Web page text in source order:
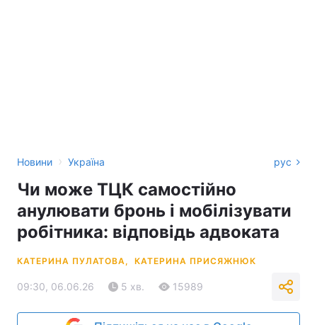
Новини › Україна рус
Чи може ТЦК самостійно
анулювати бронь і мобілізувати
робітника: відповідь адвоката
КАТЕРИНА ПУЛАТОВА, КАТЕРИНА ПРИСЯЖНЮК
09:30, 06.06.26 5 хв. 15989